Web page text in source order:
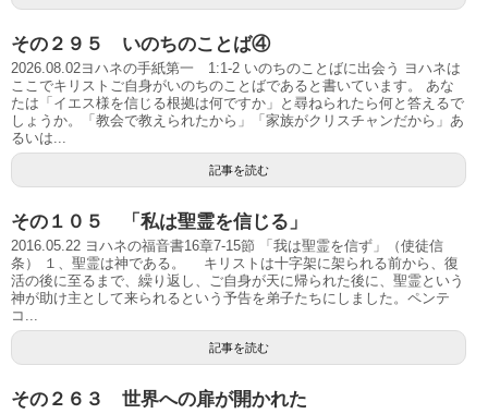
その２９５ いのちのことば④
2026.08.02ヨハネの手紙第一 1:1-2 いのちのことばに出会う ヨハネは
ここでキリストご自身がいのちのことばであると書いています。 あな
たは「イエス様を信じる根拠は何ですか」と尋ねられたら何と答えるで
しょうか。「教会で教えられたから」「家族がクリスチャンだから」あ
るいは...
記事を読む
その１０５ 「私は聖霊を信じる」
2016.05.22 ヨハネの福音書16章7-15節 「我は聖霊を信ず」（使徒信
条） １、聖霊は神である。 キリストは十字架に架られる前から、復
活の後に至るまで、繰り返し、ご自身が天に帰られた後に、聖霊という
神が助け主として来られるという予告を弟子たちにしました。ペンテ
コ...
記事を読む
その２６３ 世界への扉が開かれた